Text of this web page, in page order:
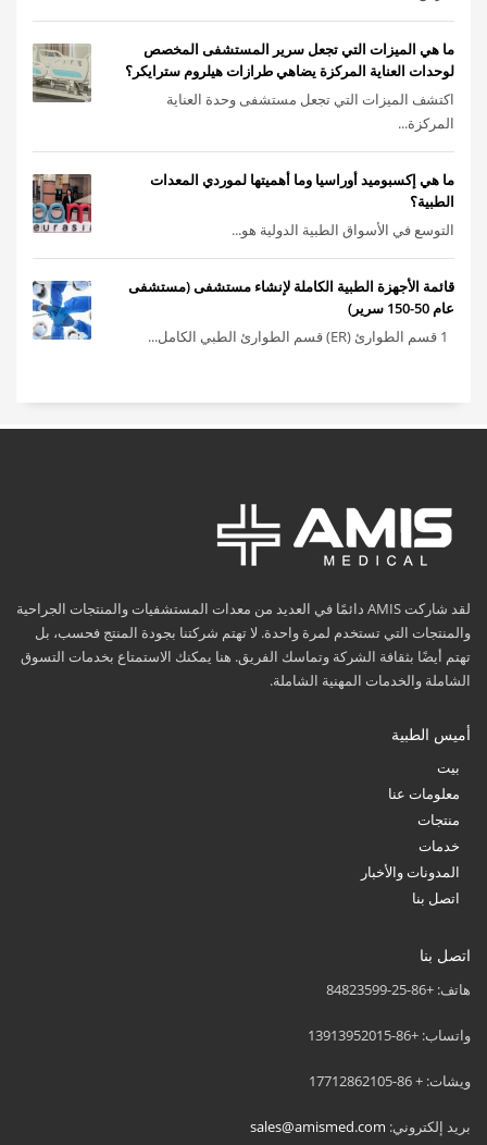
ما هي الميزات التي تجعل سرير المستشفى المخصص
لوحدات العناية المركزة يضاهي طرازات هيلروم سترايكر؟
اكتشف الميزات التي تجعل مستشفى وحدة العناية
المركزة...
ما هي إكسبوميد أوراسيا وما أهميتها لموردي المعدات
الطبية؟
التوسع في الأسواق الطبية الدولية هو...
قائمة الأجهزة الطبية الكاملة لإنشاء مستشفى (مستشفى
عام 50-150 سرير)
لقد شاركت AMIS دائمًا في العديد من معدات المستشفيات والمنتجات الجراحية
والمنتجات التي تستخدم لمرة واحدة. لا تهتم شركتنا بجودة المنتج فحسب، بل
تهتم أيضًا بثقافة الشركة وتماسك الفريق. هنا يمكنك الاستمتاع بخدمات التسوق
الشاملة والخدمات المهنية الشاملة.
أميس الطبية
بيت
معلومات عنا
منتجات
خدمات
المدونات والأخبار
اتصل بنا
اتصل بنا
هاتف: +86-25-84823599
واتساب: +86-13913952015
ويشات: + 86-17712862105
بريد إلكتروني: sales@amismed.com